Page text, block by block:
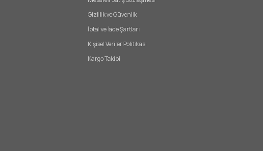
Gizlilik ve Güvenlik
İptal ve İade Şartları
Kişisel Veriler Politikası
Kargo Takibi